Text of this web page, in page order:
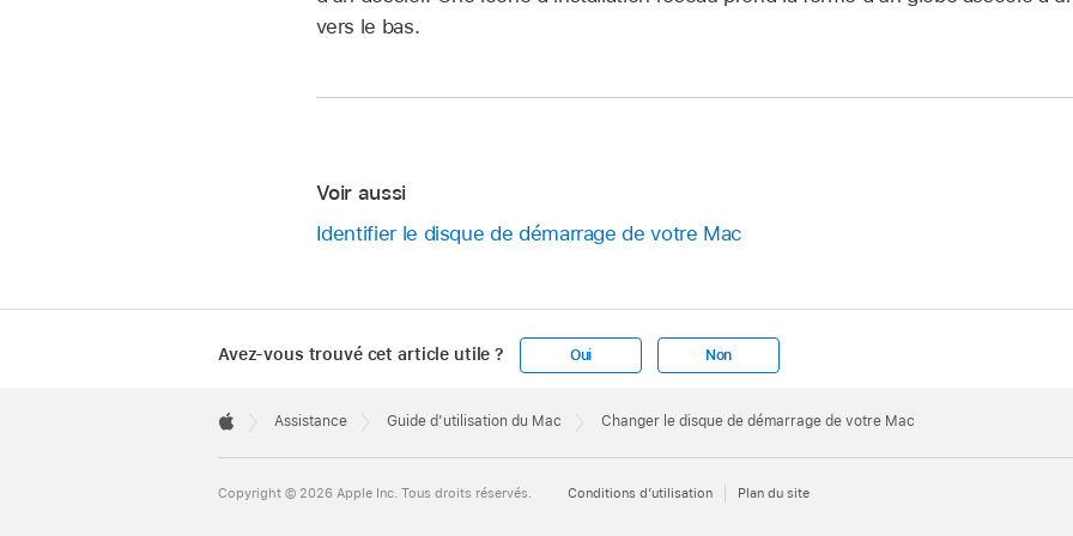
vers le bas.
Voir aussi
Identifier le disque de démarrage de votre Mac
Avez-vous trouvé cet article utile ? Oui Non
Footer

Assistance Guide d’utilisation du Mac Changer le disque de démarrage de votre Mac
Copyright © 2026 Apple Inc. Tous droits réservés. Conditions d’utilisation Plan du site